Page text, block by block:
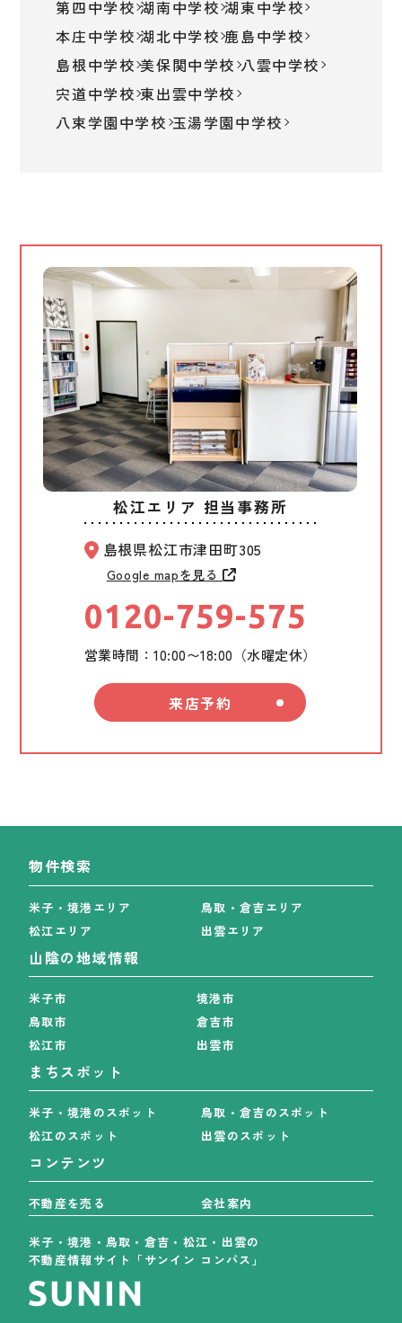
第四中学校 湖南中学校 湖東中学校
本庄中学校 湖北中学校 鹿島中学校
島根中学校 美保関中学校 八雲中学校
宍道中学校 東出雲中学校
八束学園中学校 玉湯学園中学校
松江エリア 担当事務所
島根県松江市津田町305
Google mapを見る
0120-759-575
営業時間：10:00〜18:00（水曜定休）
来店予約
米子・境港・鳥取・倉吉・松江・出雲の
不動産情報サイト「サンイン コンパス」
物件検索
米子・境港エリア
鳥取・倉吉エリア
松江エリア
出雲エリア
山陰の地域情報
米子市
境港市
鳥取市
倉吉市
松江市
出雲市
まちスポット
米子・境港のスポット
鳥取・倉吉のスポット
松江のスポット
出雲のスポット
コンテンツ
不動産を売る 会社案内